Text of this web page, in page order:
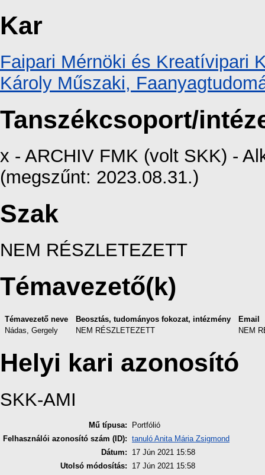
Kar
Faipari Mérnöki és Kreatívipari
Károly Műszaki,
Tanszékcsoport/
x - ARCHIV FMK (volt SKK) -
(megszűnt: 2023.08.31.)
Szak
NEM RÉSZLETEZETT
Témavezető(k)
Témavezető neve Beosztás, tudományos fokozat, intézmény
Email
Nádas, Gergely
NEM RÉSZLETEZETT NEM
Helyi kari azonosító
SKK-AMI
Mű típusa:
Portfólió
Felhasználói azonosító szám (ID): tanuló Anita Mária Zsigmond
Dátum:
17 Jún 2021 15:58
Utolsó módosítás:
17 Jún 2021 15:58